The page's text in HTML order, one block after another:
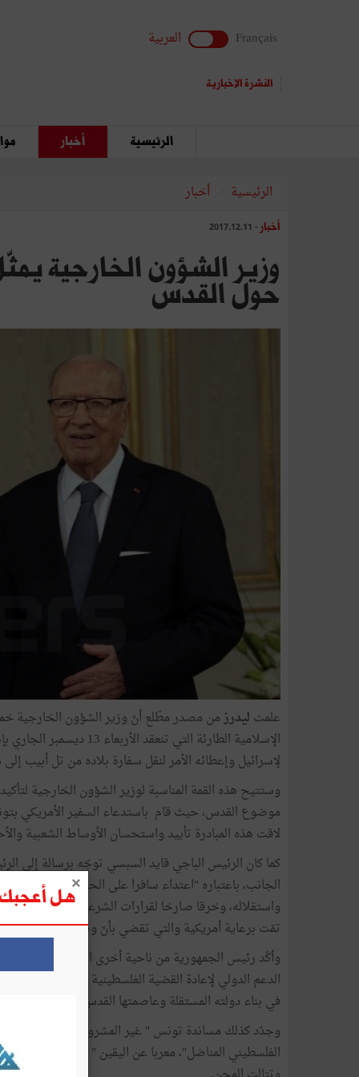
Français العربية
النشرة الإخبارية
الرئيسية أخبار
الرئيسية أخبار
أخبار - 2017.12.11
وزير الشؤون الخارجية
حول القدس
علمت ليدرزمن مصدر مطّلع أنّ وزير الشؤون الخارجية
الإسلامية الطارئة
لإسرائيل وإعطائه الأمر لنقل سفارة بلاده من تل أبيب إلى
وستتيح هذه القمة المناسبة لوزير الشؤون الخارجية
موضوع القدس، حيث قام باستدعاء السفير الأمريكي
لاقت هذه المبادرة تأييد واستحسان الأوساط الشعبية
كما كان الرئيس الباجي قايد السبسي توجّه برسالة إلى
الجانب، باعتباره "اعتداء سافرا على الحقوق التاريخية
واستقلاله، وخرقا صارخا لقرارات الشرعية الدولية ذات
تمّت برعاية أمريكية والتي تقضي بأنّ وضع مدينة القدس
وأكّد رئيس الجمهورية من ناحية أخرى التزام تونس
الدعم الدولي لإعادة القضية الفلسطينية إلى صدارة
في بناء دولته المستقلة وعاصمتها القدس الشريف".
وجدّد كذلك مساندة تونس " غير المشروطة للسلطة
الفلسطيني المناضل"، معربا عن اليقين " بأنّ إرادة
هل أعجبك